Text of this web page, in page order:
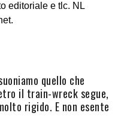
editoriale e tlc. NL
quello che
il train-wreck segue,
rigido. E non esente